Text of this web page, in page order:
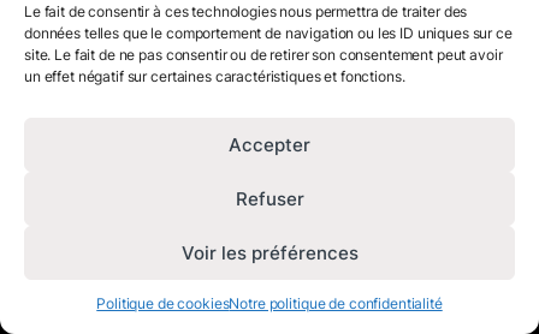
Le fait de consentir à ces technologies nous permettra de traiter des
données telles que le comportement de navigation ou les ID uniques sur ce
site. Le fait de ne pas consentir ou de retirer son consentement peut avoir
un effet négatif sur certaines caractéristiques et fonctions.
Accepter
Refuser
Voir les préférences
Politique de cookiesNotre politique de confidentialité